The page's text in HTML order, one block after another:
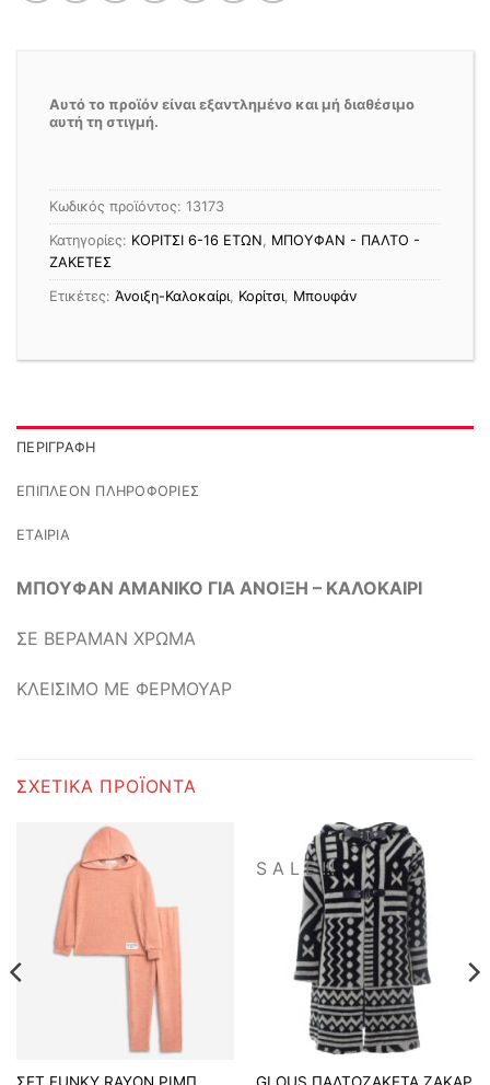
Αυτό το προϊόν είναι εξαντλημένο και μή διαθέσιμο
αυτή τη στιγμή.
Κωδικός προϊόντος: 13173
Κατηγορίες: ΚΟΡΙΤΣΙ 6-16 ΕΤΩΝ, ΜΠΟΥΦΑΝ - ΠΑΛΤΟ -
ΖΑΚΕΤΕΣ
Ετικέτες: Άνοιξη-Καλοκαίρι, Κορίτσι, Μπουφάν
ΠΕΡΙΓΡΑΦΉ
ΕΠΙΠΛΈΟΝ ΠΛΗΡΟΦΟΡΊΕΣ
ΕΤΑΙΡΊΑ
ΜΠΟΥΦΑΝ ΑΜΑΝΙΚΟ ΓΙΑ ΑΝΟΙΞΗ – ΚΑΛΟΚΑΙΡΙ
ΣΕ ΒΕΡΑΜΑΝ ΧΡΩΜΑ
ΚΛΕΙΣΙΜΟ ΜΕ ΦΕΡΜΟΥΑΡ
ΣΧΕΤΙΚΆ ΠΡΟΪΌΝΤΑ
S A L E !!!